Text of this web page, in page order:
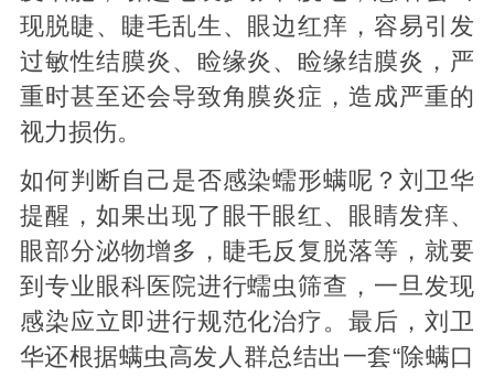
现脱睫、睫毛乱生、眼边红痒，容易引发
过敏性结膜炎、睑缘炎、睑缘结膜炎，严
重时甚至还会导致角膜炎症，造成严重的
视力损伤。
如何判断自己是否感染蠕形螨呢？刘卫华
提醒，如果出现了眼干眼红、眼睛发痒、
眼部分泌物增多，睫毛反复脱落等，就要
到专业眼科医院进行蠕虫筛查，一旦发现
感染应立即进行规范化治疗。最后，刘卫
华还根据螨虫高发人群总结出一套“除螨口